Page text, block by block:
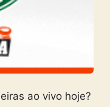
ao vivo hoje?